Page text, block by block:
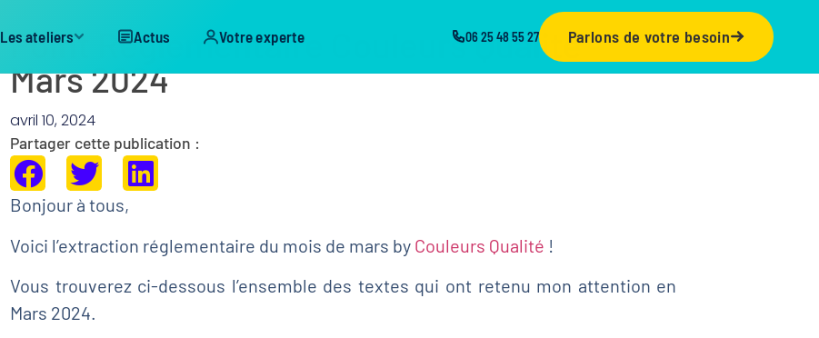
Les ateliers Actus Votre experte 06 25 48 55 27 Parlons de votre besoin
Point Réglementaire Couleurs Qualité –
Mars 2024
avril 10, 2024
Partager cette publication :
Bonjour à tous,
Voici l’extraction réglementaire du mois de mars by Couleurs Qualité !
Vous trouverez ci-dessous l’ensemble des textes qui ont retenu mon attention en
Mars 2024.